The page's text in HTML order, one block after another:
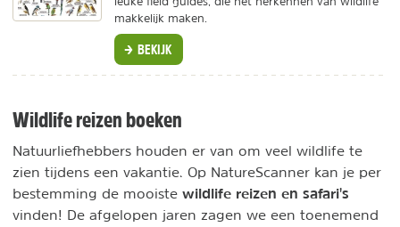
makkelijk maken.
BEKIJK
Wildlife reizen boeken
Natuurliefhebbers houden er van om veel wildlife te
zien tijdens een vakantie. Op NatureScanner kan je per
bestemming de mooiste wildlife reizen en safari's
vinden! De afgelopen jaren zagen we een toenemend